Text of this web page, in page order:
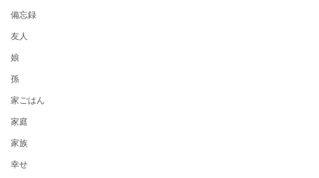
備忘録
友人
娘
孫
家ごはん
家庭
家族
幸せ